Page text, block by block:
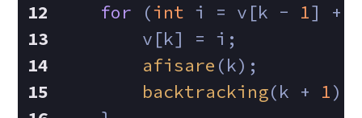
for (int i = v[k - 1] +
        v[k] = i;
afisare (k);
backtracking(k + 1);